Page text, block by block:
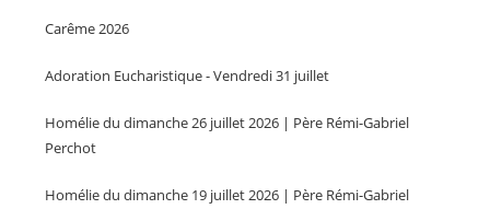
Carême 2026
Adoration Eucharistique - Vendredi 31 juillet
Homélie du dimanche 26 juillet 2026 | Père Rémi-Gabriel
Perchot
Homélie du dimanche 19 juillet 2026 | Père Rémi-Gabriel